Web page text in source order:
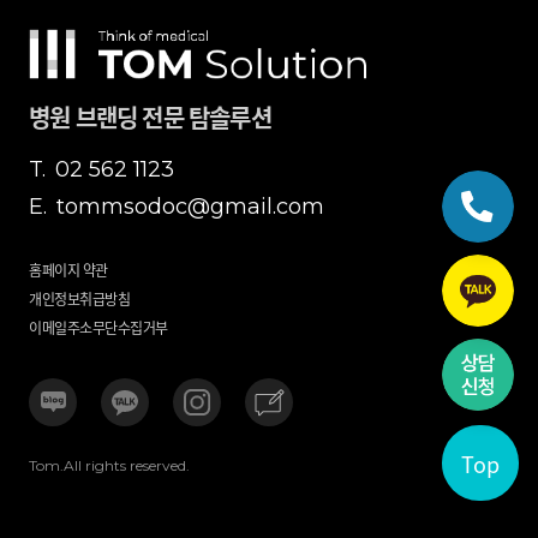
Top
병원 브랜딩 전문 탐솔루션
T. 02 562 1123
E. tommsodoc@gmail.com
홈페이지 약관
개인정보취급방침
이메일주소무단수집거부
Tom.All rights reserved.